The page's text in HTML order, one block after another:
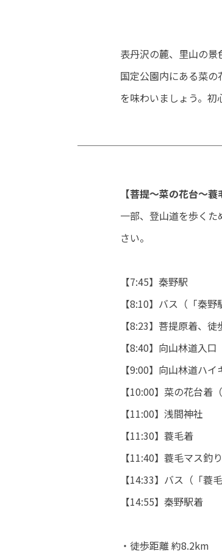
表丹沢の麓、里山の
国定公園内にある菜
を味わいましょう。初
【菩提～菜の花台～蓑
一部、登山道を歩く
さい。
【7:45】秦野駅
【8:10】バス（「秦
【8:23】菩提原着、徒
【8:40】向山林道入口
【9:00】向山林道ハ
【10:00】菜の花台着
【11:00】浅間神社
【11:30】蓑毛着
【11:40】蓑毛マス釣
【14:33】バス（「蓑
【14:55】秦野駅着
・徒歩距離 約8.2km